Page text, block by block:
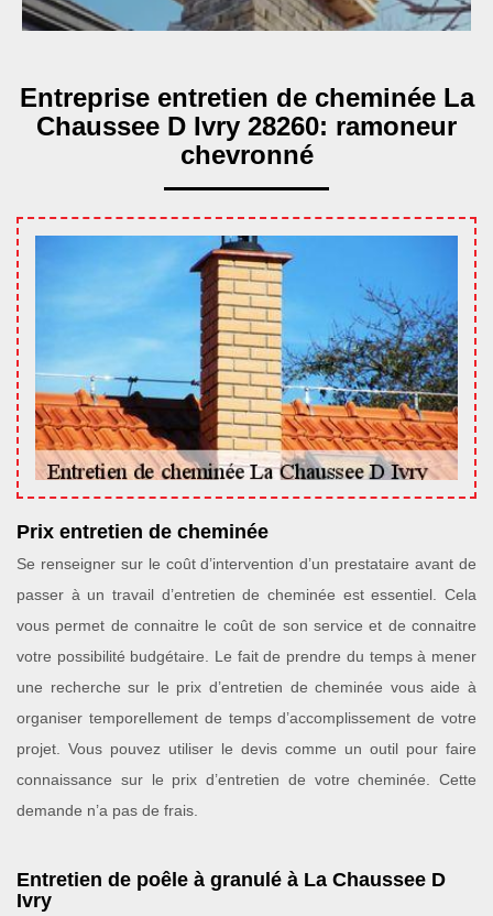
Entreprise entretien de cheminée La
Chaussee D Ivry 28260: ramoneur
chevronné
Prix entretien de cheminée
Se renseigner sur le coût d’intervention d’un prestataire avant de
passer à un travail d’entretien de cheminée est essentiel. Cela
vous permet de connaitre le coût de son service et de connaitre
votre possibilité budgétaire. Le fait de prendre du temps à mener
une recherche sur le prix d’entretien de cheminée vous aide à
organiser temporellement de temps d’accomplissement de votre
projet. Vous pouvez utiliser le devis comme un outil pour faire
connaissance sur le prix d’entretien de votre cheminée. Cette
demande n’a pas de frais.
Entretien de poêle à granulé à La Chaussee D
Ivry